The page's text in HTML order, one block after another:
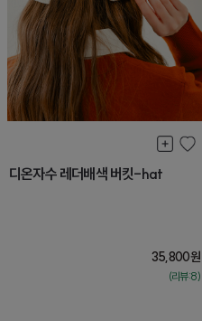
디온자수 레더배색 버킷-hat
35,800원
(리뷰:8)